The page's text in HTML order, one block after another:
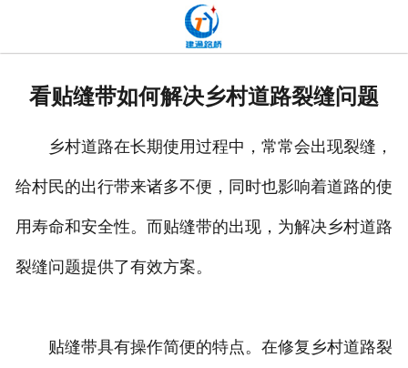
联系我们
看贴缝带如何解决乡村道路裂缝问题
乡村道路在长期使用过程中，常常会出现裂缝，
给村民的出行带来诸多不便，同时也影响着道路的使
用寿命和安全性。而贴缝带的出现，为解决乡村道路
裂缝问题提供了有效方案。
贴缝带具有操作简便的特点。在修复乡村道路裂